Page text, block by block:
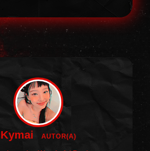
Kymai AUTOR(A)